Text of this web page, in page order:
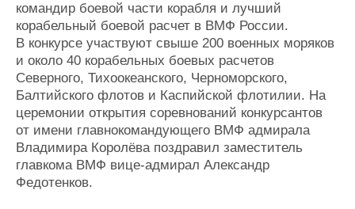
командир боевой части корабля и лучший
корабельный боевой расчет в ВМФ России.
В конкурсе участвуют свыше 200 военных моряков
и около 40 корабельных боевых расчетов
Северного, Тихоокеанского, Черноморского,
Балтийского флотов и Каспийской флотилии. На
церемонии открытия соревнований конкурсантов
от имени главнокомандующего ВМФ адмирала
Владимира Королёва поздравил заместитель
главкома ВМФ вице-адмирал Александр
Федотенков.